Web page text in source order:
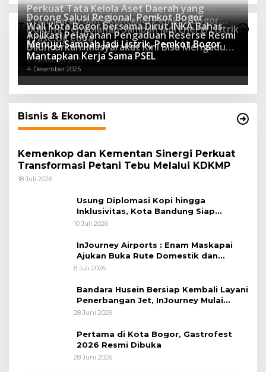
Teknologi
Perkuat Tata Kelola Aset Daerah yang
Transparan dan Akuntabel Pemkot Bogor
Luncurkan SIMASDA
8 Juli 2026
Dorong Salusi Regional, Pemkot Bogor
Dukung Pengolahan Sampah Jadi Energi Listrik
8 April 2026
Wali Kota Bogor bersama Dirut INKA Bahas
Trase Uji Coba
7 Januari 2026
Aplikasi Pelayanan Pengaduan Reserse Resmi
Diluncurkan: Masyarakat Kini Bisa Mengadu
Lebih Cepat, Mudah, dan Terintegrasi
12 Desember 2025
Menuju Sampah Jadi Listrik, Pemkot Bogor
Mantapkan Kerja Sama PSEL
4 Desember 2025
Bisnis & Ekonomi
Kemenkop dan Kementan Sinergi Perkuat
Transformasi Petani Tebu Melalui KDKMP
18 Juli 2026
Usung Diplomasi Kopi hingga
Inklusivitas, Kota Bandung Siap
Sambut 25 Duta Besar di Festival Asia
10 Juli 2026
InJourney Airports : Enam Maskapai
Ajukan Buka Rute Domestik dan
Internasional dari Bandara Husein
8 Juli 2026
Bandara Husein Bersiap Kembali Layani
Penerbangan Jet, InJourney Mulai
Tahap Optimalisasi
28 Juni 2026
Pertama di Kota Bogor, Gastrofest
2026 Resmi Dibuka
28 Juni 2026